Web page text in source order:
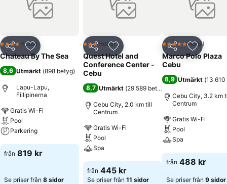
Dela Lägg till i Mina Favoriter
4 StjärnorHotell
Chateau By The Sea
8,6 Utmärkt (898 betyg)
Lapu-Lapu,
Fillipinerna
Gratis Wi-Fi
Pool
Parkering
Se priser
från 819 kr
Se priser från 8 sidor
Dela Lägg till i Mina Favoriter
3 Stjärnor
Hotell
Quest Hotel and
Conference Center -
Cebu
8,7 Utmärkt (29 589 betyg
Cebu City, 2.0 km till
Centrum
Gratis Wi-Fi
Pool
Spa
Se priser
från 445 kr
Se priser från 11 sidor
Dela Lägg till
5 StjärnorHotell
Marco Polo Plaza
Cebu
8,9 Utmärkt (13
Cebu City, 3.2 km
Centrum
Gratis Wi-Fi
Pool
Spa
Se priser
från 488 kr
Se priser från 9 sidor